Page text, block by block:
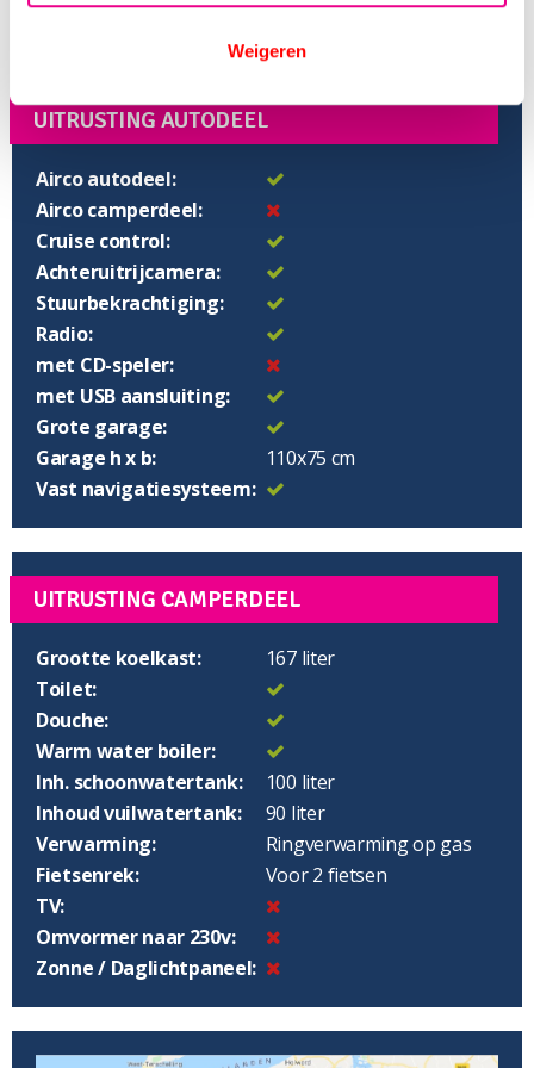
Weigeren
Bedden koppelbaar:
205/195x210 cm
UITRUSTING AUTODEEL
Airco autodeel:
Airco camperdeel:
Cruise control:
Achteruitrijcamera:
Stuurbekrachtiging:
Radio:
met CD-speler:
met USB aansluiting:
Grote garage:
Garage h x b:
110x75 cm
Vast navigatiesysteem:
UITRUSTING CAMPERDEEL
Grootte koelkast:
167 liter
Toilet:
Douche:
Warm water boiler:
Inh. schoonwatertank:
100 liter
Inhoud vuilwatertank:
90 liter
Verwarming:
Ringverwarming op gas
Fietsenrek:
Voor 2 fietsen
TV:
Omvormer naar 230v:
Zonne / Daglichtpaneel: